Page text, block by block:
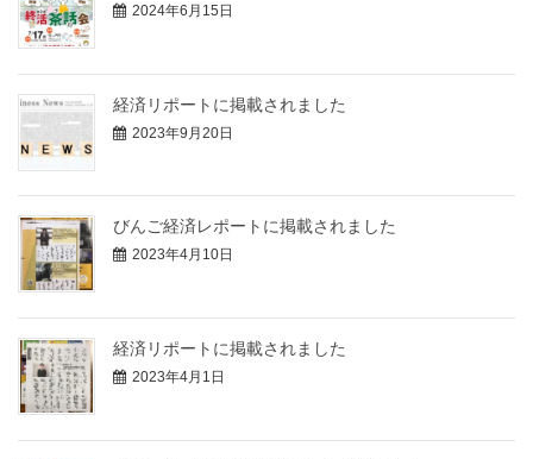
2024年6月15日
経済リポートに掲載されました
2023年9月20日
びんご経済レポートに掲載されました
2023年4月10日
経済リポートに掲載されました
2023年4月1日